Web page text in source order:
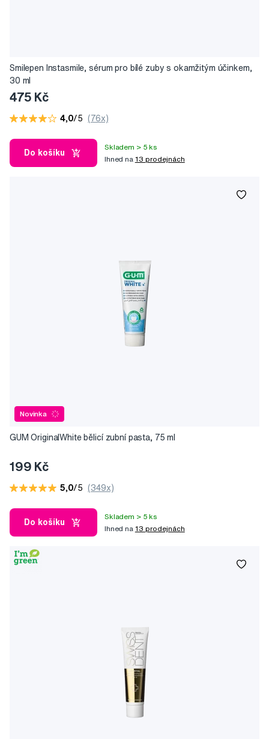
Smilepen Instasmile, sérum pro bílé zuby s okamžitým účinkem,
30 ml
475 Kč
4,0/5 (76x)
Do košíku
Skladem > 5 ks
Ihned na 13 prodejnách
Novinka
GUM OriginalWhite bělicí zubní pasta, 75 ml
199 Kč
5,0/5 (349x)
Do košíku
Skladem > 5 ks
Ihned na 13 prodejnách